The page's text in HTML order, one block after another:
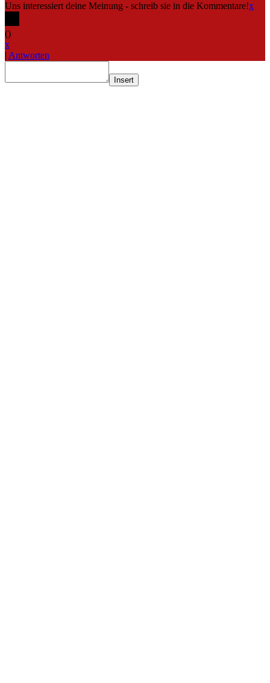
Uns interessiert deine Meinung - schreib sie in die Kommentare!x
()
x
| Antworten
Insert